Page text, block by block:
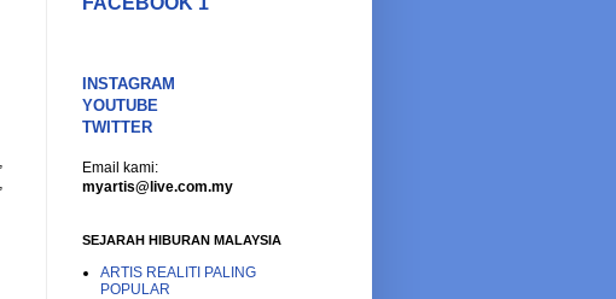
INSTAGRAM
YOUTUBE
TWITTER
Email kami:
myartis@live.com.my
SEJARAH HIBURAN MALAYSIA
ARTIS REALITI PALING
POPULAR